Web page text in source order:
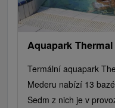
Cyklotrasy
Aquapark
Termální aquapark
Mederu nabízí 13
Sedm z nich je v